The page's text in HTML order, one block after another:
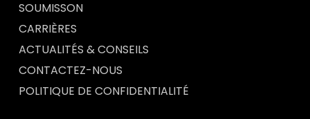
SOUMISSON
CARRIÈRES
ACTUALITÉS & CONSEILS
CONTACTEZ-NOUS
POLITIQUE DE CONFIDENTIALITÉ